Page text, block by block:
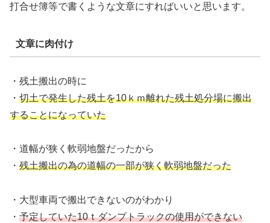
打合せ簿等で書くような文章にすればいいと思います。
文章に肉付け
・残土搬出の時に
・ 切土で発生した残土を10ｋｍ離れた残土処分場に搬出
することになっていた
・道幅が狭く軟弱地盤だったから
・ 残土搬出の為の道幅の一部が狭く軟弱地盤だった
・大型車両で搬出できないのがわかり
・ 予定していた10ｔダンプトラックの使用ができない